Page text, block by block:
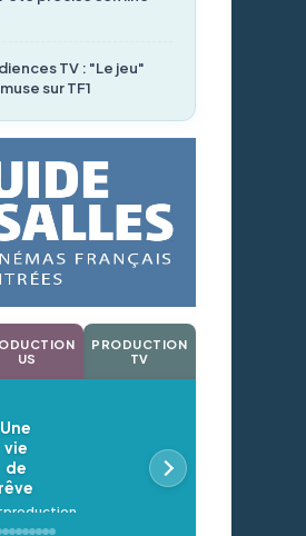
TV : "Le jeu"
sur TF1
US
PRODUCTION
TV
Une
vie
de
rêve